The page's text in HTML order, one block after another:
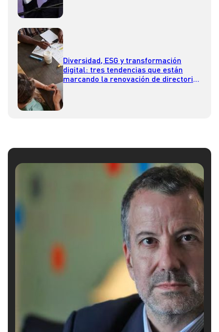
Diversidad, ESG y transformación
digital: tres tendencias que están
marcando la renovación de directorios